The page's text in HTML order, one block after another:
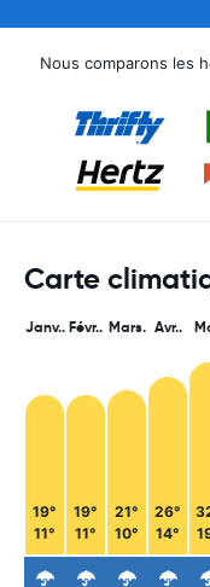
Nous comparons les
Carte
Janv..
19°
11°
Févr..
19°
11°
Mars.
21°
10°
Avr..
26°
14°